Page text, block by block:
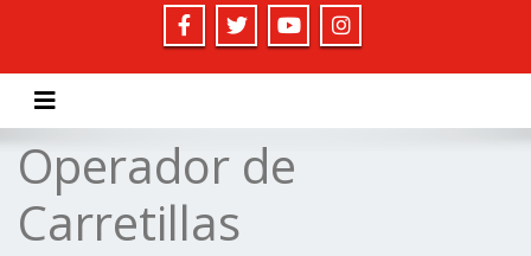
Toggle navigation
Operador de
Carretillas